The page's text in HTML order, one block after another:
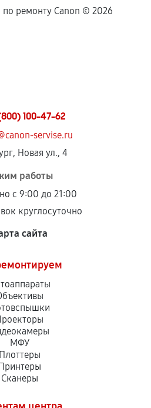
по ремонту Canon © 2026
100-47-62
servise.ru
Новая ул., 4
работы
с 9:00 до 21:00
круглосуточно
сайта
МФУ
Плоттеры
Сканеры